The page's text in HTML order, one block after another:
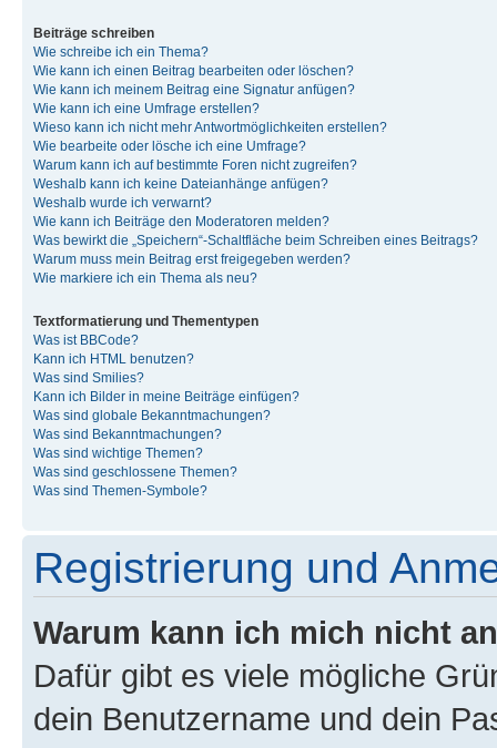
Beiträge schreiben
Wie schreibe ich ein Thema?
Wie kann ich einen Beitrag bearbeiten oder löschen?
Wie kann ich meinem Beitrag eine Signatur anfügen?
Wie kann ich eine Umfrage erstellen?
Wieso kann ich nicht mehr Antwortmöglichkeiten erstellen?
Wie bearbeite oder lösche ich eine Umfrage?
Warum kann ich auf bestimmte Foren nicht zugreifen?
Weshalb kann ich keine Dateianhänge anfügen?
Weshalb wurde ich verwarnt?
Wie kann ich Beiträge den Moderatoren melden?
Was bewirkt die „Speichern“-Schaltfläche beim Schreiben eines Beitrags?
Warum muss mein Beitrag erst freigegeben werden?
Wie markiere ich ein Thema als neu?
Textformatierung und Thementypen
Was ist BBCode?
Kann ich HTML benutzen?
Was sind Smilies?
Kann ich Bilder in meine Beiträge einfügen?
Was sind globale Bekanntmachungen?
Was sind Bekanntmachungen?
Was sind wichtige Themen?
Was sind geschlossene Themen?
Was sind Themen-Symbole?
Registrierung und
Warum kann ich mich nicht
Dafür gibt es viele mögliche
dein Benutzername und dein